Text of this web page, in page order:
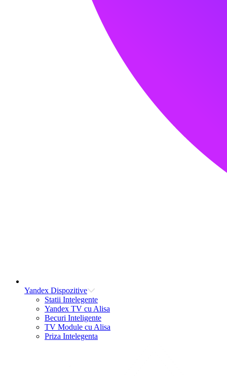
Yandex Dispozitive
Statii Intelegente
Yandex TV cu Alisa
Becuri Inteligente
TV Module cu Alisa
Priza Intelegenta